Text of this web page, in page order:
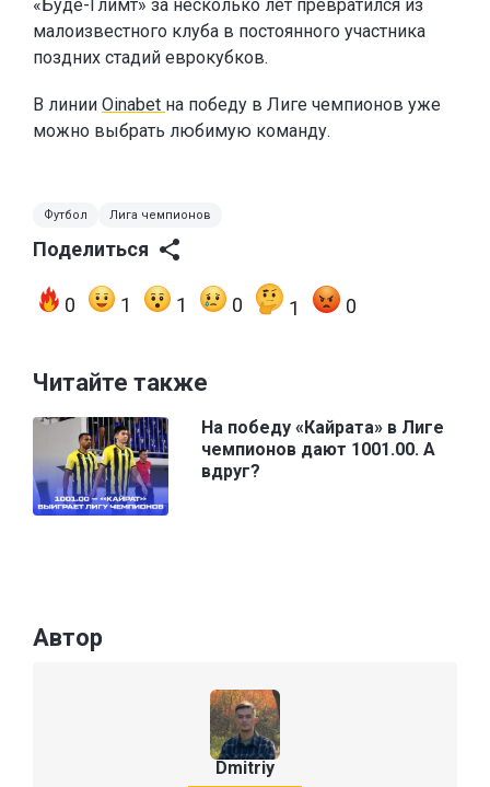
«Будё-Глимт» за несколько лет превратился из
малоизвестного клуба в постоянного участника
поздних стадий еврокубков.
В линии Oinabet на победу в Лиге чемпионов уже
можно выбрать любимую команду.
Футбол Лига чемпионов
Поделиться
0 1 1 0 1 0
Читайте также
На победу «Кайрата» в Лиге
чемпионов дают 1001.00. А
вдруг?
Автор
Dmitriy